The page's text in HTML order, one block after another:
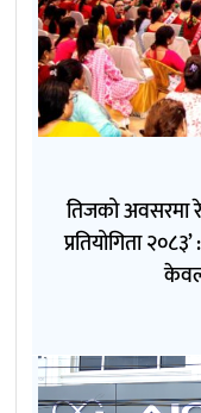
तिजको अवसरमा
प्रतियोगिता